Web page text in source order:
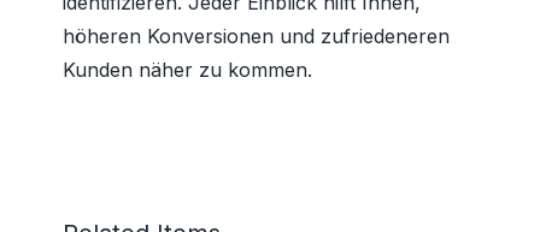
höheren Konversionen und zufriedeneren
Kunden näher zu kommen.